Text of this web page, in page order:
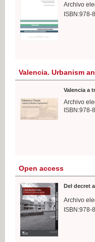
Archivo
ISBN:978-
Valencia. Urbanism
Valencia a
Archivo
ISBN:978-
Open access
Del decret
Archivo
ISBN:978-